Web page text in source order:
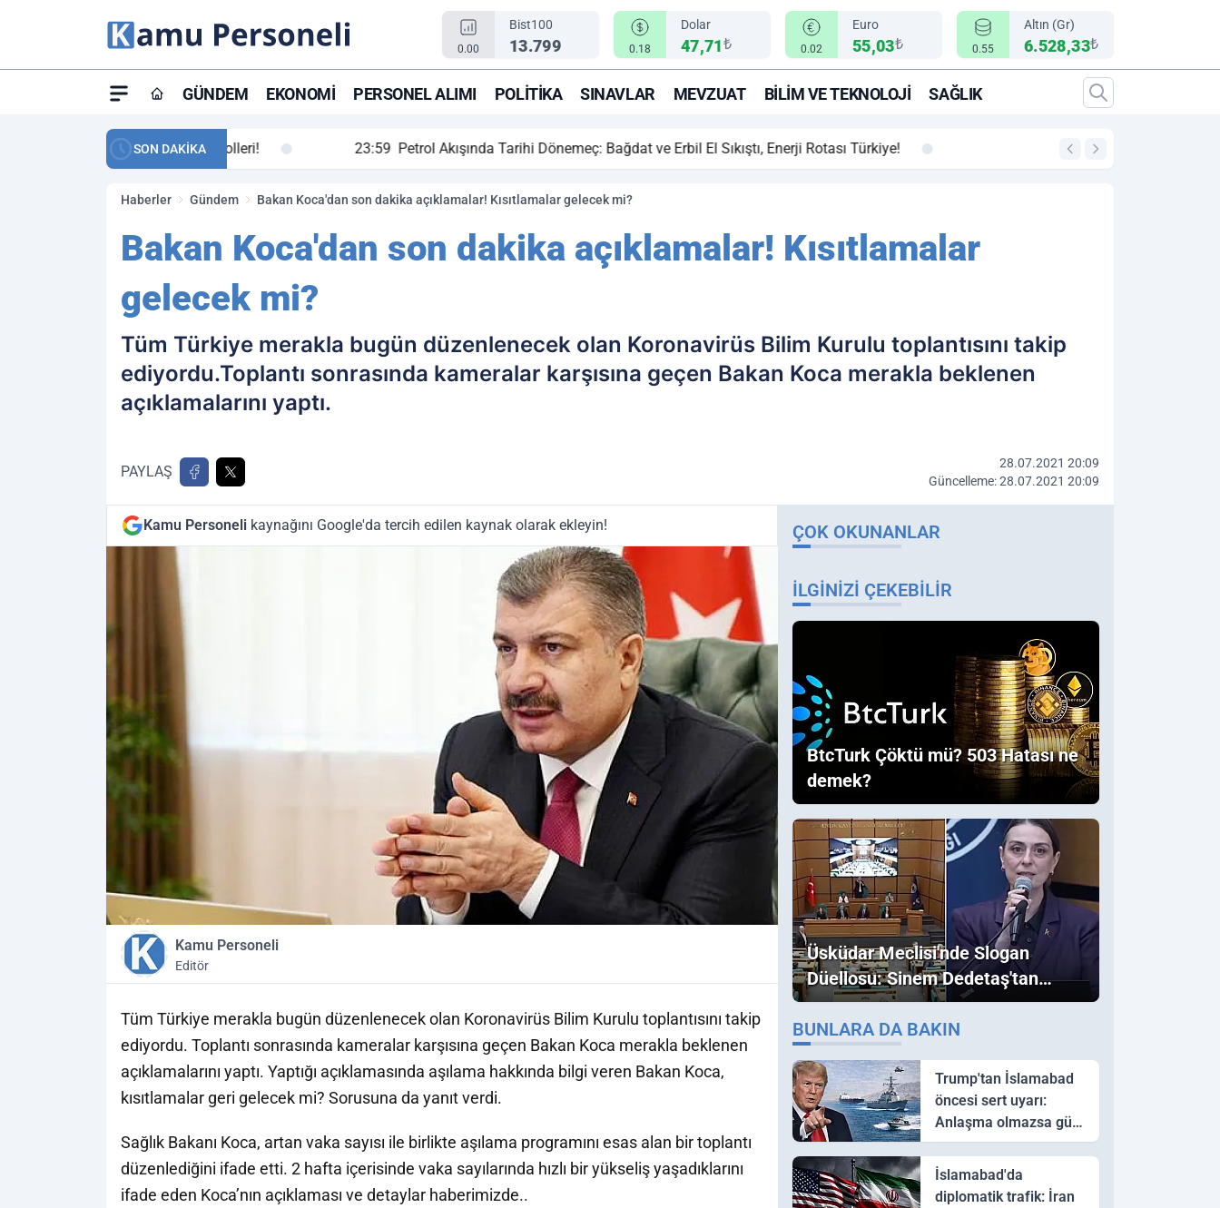
0.00
Bist100
13.799 0.18
Dolar
47,71₺ 0.02
Euro
55,03₺ 0.55
Altın (Gr)
6.528,33₺
GÜNDEM EKONOMI PERSONEL ALIMI POLITIKA SINAVLAR MEVZUAT BILIM VE TEKNOLOJI SAĞLIK
SON DAKİKA
maç özeti ve golleri! 23:59 Petrol Akışında Tarihi Dönemeç: Bağdat ve Erbil El Sıkıştı, Enerji Rotası Türkiye! 00:12
Haberler Gündem Bakan Koca'dan son dakika açıklamalar! Kısıtlamalar gelecek mi?
Bakan Koca'dan son dakika açıklamalar! Kısıtlamalar
gelecek mi?
Tüm Türkiye merakla bugün düzenlenecek olan Koronavirüs Bilim Kurulu toplantısını takip
ediyordu.Toplantı sonrasında kameralar karşısına geçen Bakan Koca merakla beklenen
açıklamalarını yaptı.
PAYLAŞ
28.07.2021 20:09
Güncelleme: 28.07.2021 20:09
Kamu Personeli kaynağını Google'da tercih edilen kaynak olarak ekleyin!
Kamu Personeli
Editör
Tüm Türkiye merakla bugün düzenlenecek olan Koronavirüs Bilim Kurulu toplantısını takip
ediyordu. Toplantı sonrasında kameralar karşısına geçen Bakan Koca merakla beklenen
açıklamalarını yaptı. Yaptığı açıklamasında aşılama hakkında bilgi veren Bakan Koca,
kısıtlamalar geri gelecek mi? Sorusuna da yanıt verdi.
Sağlık Bakanı Koca, artan vaka sayısı ile birlikte aşılama programını esas alan bir toplantı
düzenlediğini ifade etti. 2 hafta içerisinde vaka sayılarında hızlı bir yükseliş yaşadıklarını
ifade eden Koca’nın açıklaması ve detaylar haberimizde..
ÇOK OKUNANLAR
İLGINIZI ÇEKEBILIR
BtcTurk Çöktü mü? 503 Hatası ne
demek?
Üsküdar Meclisi'nde Slogan
Düellosu: Sinem Dedetaş'tan
Ezber Bozan "Erdoğan" ve
"İmamoğlu" Çıkışı!
BUNLARA DA BAKIN
Trump'tan İslamabad
öncesi sert uyarı:
Anlaşma olmazsa güç
kullanırız
İslamabad'da
diplomatik trafik: İran